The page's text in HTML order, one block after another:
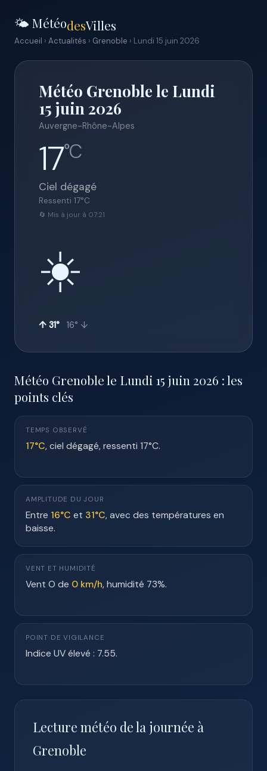
🌤️ MétéodesVilles
Accueil › Actualités › Grenoble › Lundi 15 juin 2026
Météo Grenoble le Lundi
15 juin 2026
Auvergne-Rhône-Alpes
17°C
Ciel dégagé
Ressenti 17°C
🔄 Mis à jour à 07:21
☀️
↑ 31° 16° ↓
Météo Grenoble le Lundi 15 juin 2026 : les
points clés
TEMPS OBSERVÉ
17°C, ciel dégagé, ressenti 17°C.
AMPLITUDE DU JOUR
Entre 16°C et 31°C, avec des températures en
baisse.
VENT ET HUMIDITÉ
Vent O de 0 km/h, humidité 73%.
POINT DE VIGILANCE
Indice UV élevé : 7.55.
Lecture météo de la journée à
Grenoble